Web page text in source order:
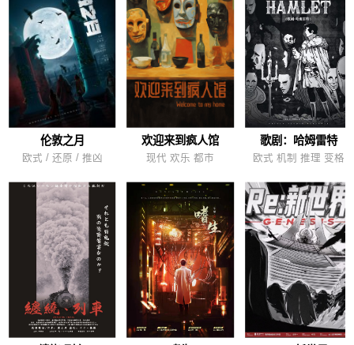
伦敦之月
欧式 / 还原 / 推凶
欢迎来到疯人馆
现代 欢乐 都市
歌剧：哈姆雷特
欧式 机制 推理 变格